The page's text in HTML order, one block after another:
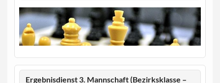
Ergebnisdienst 3. Mannschaft (Bezirksklasse –